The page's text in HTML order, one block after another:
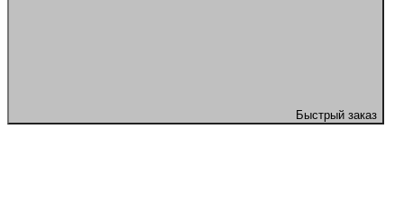
Быстрый заказ